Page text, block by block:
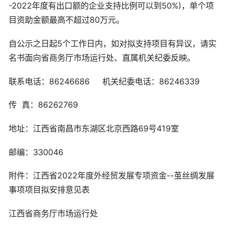
-2022年度有出口额的企业支持比例可以到50%)，单个项
目资助金额最高不超过80万元。
自公示之日起5个工作日内，如对拟支持项目有异议，请实
名书面向省商务厅市场运行处、直属机关纪委反映。
联系电话：86246686 机关纪委电话：86246339
传 真：86262769
地址：江西省南昌市东湖区北京西路69号419室
邮编：330046
附件：江西省2022年度外经贸发展专项资金--茧丝绸发展
事项项目拟安排意见表
江西省商务厅市场运行处